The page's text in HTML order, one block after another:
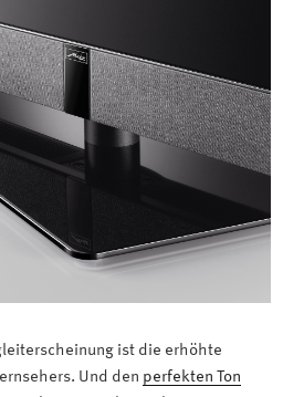
ist die erhöhte
Und den perfekten Ton